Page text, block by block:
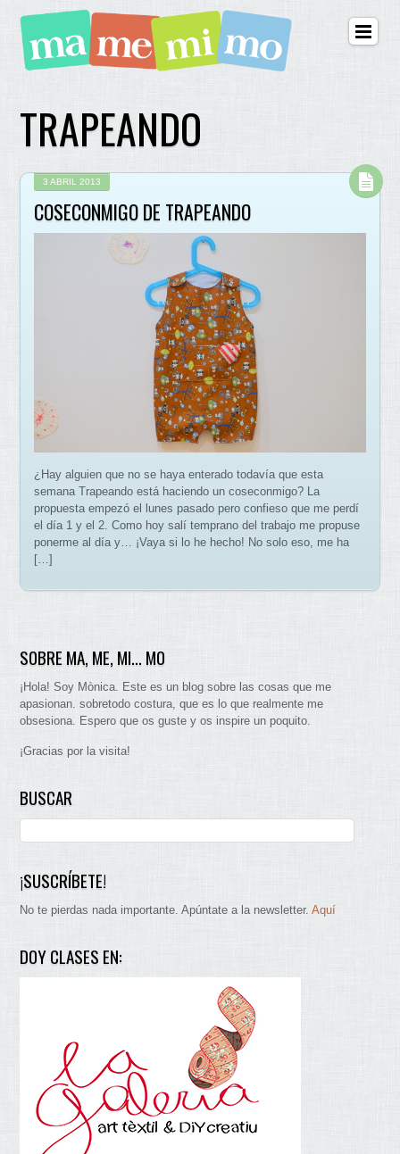
TRAPEANDO
3 ABRIL 2013
COSECONMIGO DE TRAPEANDO
¿Hay alguien que no se haya enterado todavía que esta
semana Trapeando está haciendo un coseconmigo? La
propuesta empezó el lunes pasado pero confieso que me perdí
el día 1 y el 2. Como hoy salí temprano del trabajo me propuse
ponerme al día y… ¡Vaya si lo he hecho! No solo eso, me ha
[…]
SOBRE MA, ME, MI… MO
¡Hola! Soy Mònica. Este es un blog sobre las cosas que me
apasionan. sobretodo costura, que es lo que realmente me
obsesiona. Espero que os guste y os inspire un poquito.
¡Gracias por la visita!
BUSCAR
¡SUSCRÍBETE!
No te pierdas nada importante. Apúntate a la newsletter.Aquí
DOY CLASES EN: